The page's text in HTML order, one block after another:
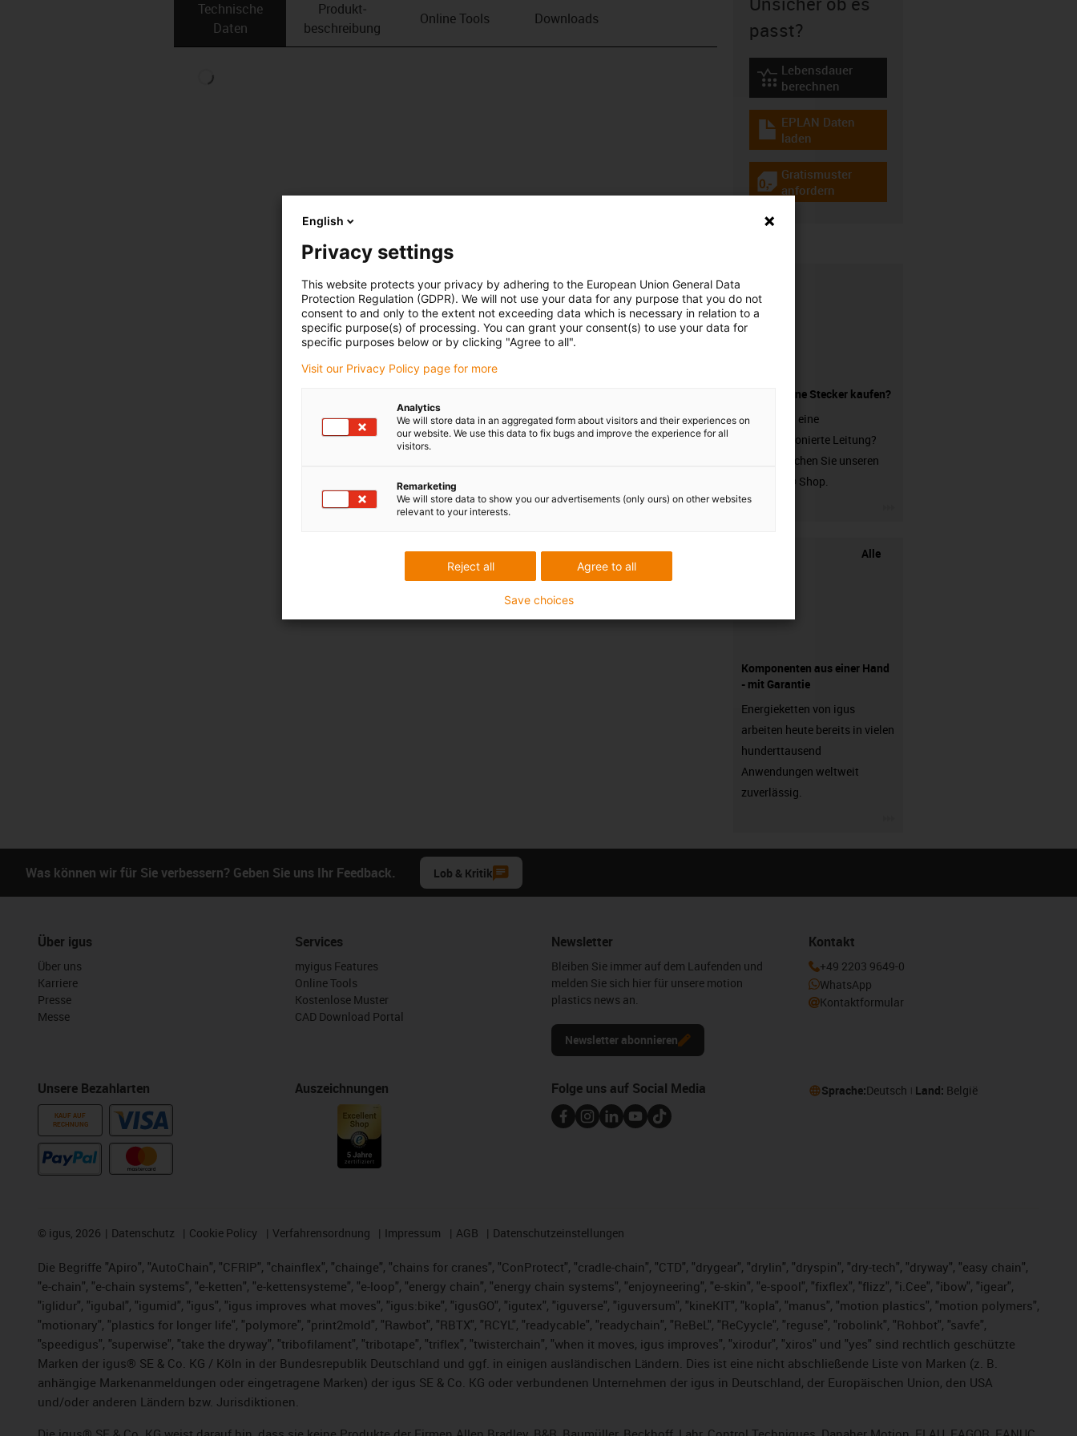
Technische
Daten
Produkt­
beschreibung
Online Tools Downloads
passt?
igus-icon-lebensdauerrechner
Lebensdauer
berechnen
igus-icon-download-plan
EPLAN Daten
laden
igus-icon-gratismuster
Gratismuster
anfordern
Leitung ohne Stecker kaufen?
Sie suchen eine
unkonfektionierte Leitung?
Dann besuchen Sie unseren
chainflex® Shop.
Alle
Komponenten aus einer Hand
- mit Garantie
Energieketten von igus
arbeiten heute bereits in vielen
hunderttausend
Anwendungen weltweit
zuverlässig.
Was können wir für Sie verbessern? Geben Sie uns Ihr Feedback. Lob & Kritik
Über igus
Über uns
Karriere
Presse
Messe
Unsere Bezahlarten
KAUF AUF
RECHNUNG
Services
myigus Features
Online Tools
Kostenlose Muster
CAD Download Portal
Auszeichnungen
Newsletter
Bleiben Sie immer auf dem Laufenden und
melden Sie sich hier für unsere motion
plastics news an.
Newsletter abonnieren
Kontakt
+49 2203 9649-0
WhatsApp
Kontaktformular
Folge uns auf Social Media Sprache:Deutsch Land: België
© igus, 2026 Datenschutz Cookie Policy Verfahrensordnung Impressum AGB Datenschutzeinstellungen
Die Begriffe "Apiro", "AutoChain", "CFRIP", "chainflex", "chainge", "chains for cranes", "ConProtect", "cradle-chain", "CTD", "drygear", "drylin", "dryspin", "dry-tech", "dryway", "easy chain",
"e-chain", "e-chain systems", "e-ketten", "e-kettensysteme", "e-loop", "energy chain", "energy chain systems", "enjoyneering", "e-skin", "e-spool", "fixflex", "flizz", "i.Cee", "ibow", "igear",
"iglidur", "igubal", "igumid", "igus", "igus improves what moves", "igus:bike", "igusGO", "igutex", "iguverse", "iguversum", "kineKIT", "kopla", "manus", "motion plastics", "motion polymers",
"motionary", "plastics for longer life", "polymore", "print2mold", "Rawbot", "RBTX", "RCYL", "readycable", "readychain", "ReBeL", "ReCyycle", "reguse", "robolink", "Rohbot", "savfe",
"speedigus", "superwise", "take the dryway", "tribofilament", "tribotape", "triflex", "twisterchain", "when it moves, igus improves", "xirodur", "xiros" und "yes" sind rechtlich geschützte
Marken der igus® SE & Co. KG / Köln in der Bundesrepublik Deutschland und ggf. in einigen ausländischen Ländern. Dies ist eine nicht abschließende Liste von Marken (z. B.
anhängige Markenanmeldungen oder eingetragene Marken) der igus SE & Co. KG oder verbundenen Unternehmen der igus in Deutschland, der Europäischen Union, den USA
und/oder anderen Ländern bzw. Jurisdiktionen.
English
Privacy settings
This website protects your privacy by adhering to the European Union General Data
Protection Regulation (GDPR). We will not use your data for any purpose that you do not
consent to and only to the extent not exceeding data which is necessary in relation to a
specific purpose(s) of processing. You can grant your consent(s) to use your data for
specific purposes below or by clicking "Agree to all".
Visit our Privacy Policy page for more
Analytics
We will store data in an aggregated form about visitors and their experiences on
our website. We use this data to fix bugs and improve the experience for all
visitors.
Remarketing
We will store data to show you our advertisements (only ours) on other websites
relevant to your interests.
Agree to all
Reject all
Save choices